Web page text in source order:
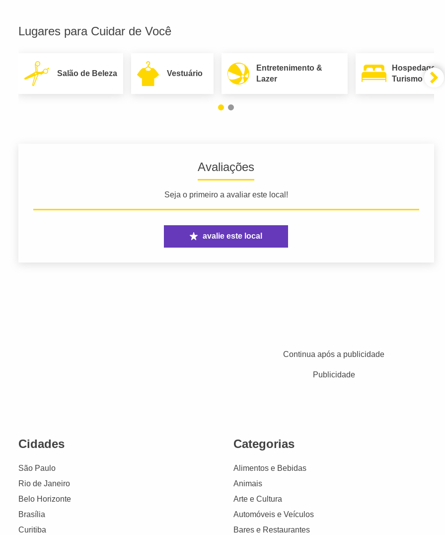
Lugares para Cuidar de Você
Salão de Beleza Vestuário
Entretenimento &
Lazer
Hospedagem
Turismo
Avaliações
Seja o primeiro a avaliar este local!
avalie este local
Continua após a publicidade
Publicidade
Cidades
São Paulo
Rio de Janeiro
Belo Horizonte
Brasília
Curitiba
Categorias
Alimentos e Bebidas
Animais
Arte e Cultura
Automóveis e Veículos
Bares e Restaurantes